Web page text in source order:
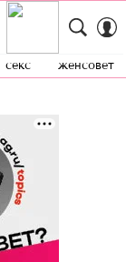
секс женсовет